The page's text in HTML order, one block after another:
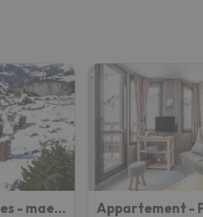
Residence Les Alpages - maeva Home